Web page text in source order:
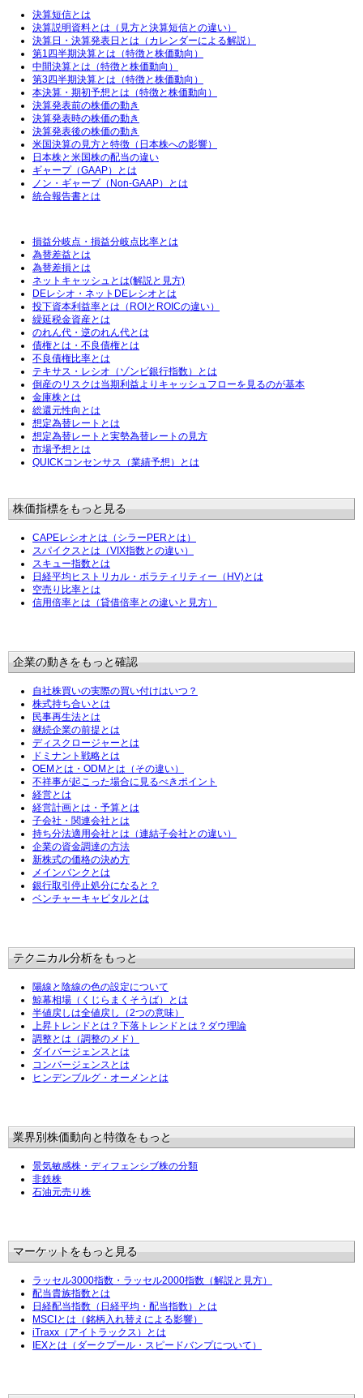
決算短信とは
決算説明資料とは（見方と決算短信との違い）
決算日・決算発表日とは（カレンダーによる解説）
第1四半期決算とは（特徴と株価動向）
中間決算とは（特徴と株価動向）
第3四半期決算とは（特徴と株価動向）
本決算・期初予想とは（特徴と株価動向）
決算発表前の株価の動き
決算発表時の株価の動き
決算発表後の株価の動き
米国決算の見方と特徴（日本株への影響）
日本株と米国株の配当の違い
ギャープ（GAAP）とは
ノン・ギャープ（Non-GAAP）とは
統合報告書とは
損益分岐点・損益分岐点比率とは
為替差益とは
為替差損とは
ネットキャッシュとは(解説と見方)
DEレシオ・ネットDEレシオとは
投下資本利益率とは（ROIとROICの違い）
繰延税金資産とは
のれん代・逆のれん代とは
債権とは・不良債権とは
不良債権比率とは
テキサス・レシオ（ゾンビ銀行指数）とは
倒産のリスクは当期利益よりキャッシュフローを見るのが基本
金庫株とは
総還元性向とは
想定為替レートとは
想定為替レートと実勢為替レートの見方
市場予想とは
QUICKコンセンサス（業績予想）とは
株価指標をもっと見る
CAPEレシオとは（シラーPERとは）
スパイクスとは（VIX指数との違い）
スキュー指数とは
日経平均ヒストリカル・ボラティリティー（HV)とは
空売り比率とは
信用倍率とは（貸借倍率との違いと見方）
企業の動きをもっと確認
自社株買いの実際の買い付けはいつ？
株式持ち合いとは
民事再生法とは
継続企業の前提とは
ディスクロージャーとは
ドミナント戦略とは
OEMとは・ODMとは（その違い）
不祥事が起こった場合に見るべきポイント
経営とは
経営計画とは・予算とは
子会社・関連会社とは
持ち分法適用会社とは（連結子会社との違い）
企業の資金調達の方法
新株式の価格の決め方
メインバンクとは
銀行取引停止処分になると？
ベンチャーキャピタルとは
テクニカル分析をもっと
陽線と陰線の色の設定について
鯨幕相場（くじらまくそうば）とは
半値戻しは全値戻し（2つの意味）
上昇トレンドとは？下落トレンドとは？ダウ理論
調整とは（調整のメド）
ダイバージェンスとは
コンバージェンスとは
ヒンデンブルグ・オーメンとは
業界別株価動向と特徴をもっと
景気敏感株・ディフェンシブ株の分類
非鉄株
石油元売り株
マーケットをもっと見る
ラッセル3000指数・ラッセル2000指数（解説と見方）
配当貴族指数とは
日経配当指数（日経平均・配当指数）とは
MSCIとは（銘柄入れ替えによる影響）
iTraxx（アイトラックス）とは
IEXとは（ダークプール・スピードバンプについて）